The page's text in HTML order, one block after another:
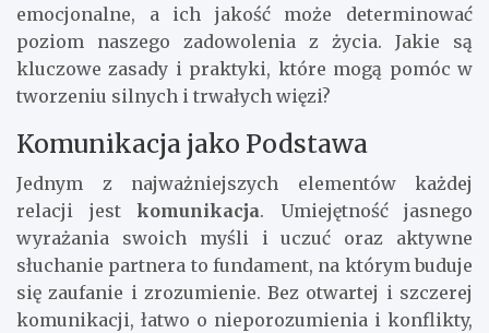
emocjonalne, a ich jakość może determinować
poziom naszego zadowolenia z życia. Jakie są
kluczowe zasady i praktyki, które mogą pomóc w
tworzeniu silnych i trwałych więzi?
Komunikacja jako Podstawa
Jednym z najważniejszych elementów każdej
relacji jest komunikacja. Umiejętność jasnego
wyrażania swoich myśli i uczuć oraz aktywne
słuchanie partnera to fundament, na którym buduje
się zaufanie i zrozumienie. Bez otwartej i szczerej
komunikacji, łatwo o nieporozumienia i konflikty,